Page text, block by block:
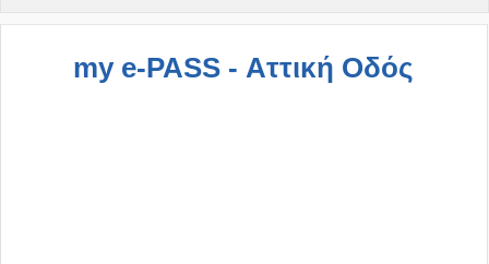
my e-PASS - Αττική Οδός